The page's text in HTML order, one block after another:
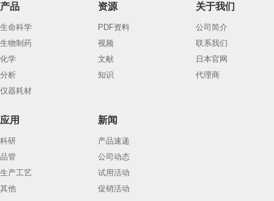
产品
生命科学
生物制药
化学
分析
仪器耗材
资源
PDF资料
视频
文献
知识
关于我们
公司简介
联系我们
日本官网
代理商
应用
科研
品管
生产工艺
其他
新闻
产品速递
公司动态
试用活动
促销活动